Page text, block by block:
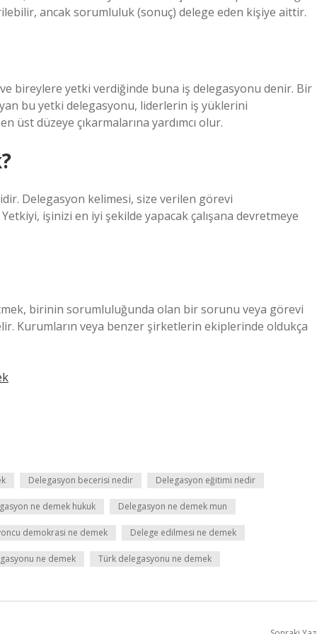
ancak sorumluluk (sonuç) delege eden kişiye aittir.
bireylere yetki verdiğinde buna iş delegasyonu denir. Bir
bu yetki delegasyonu, liderlerin iş yüklerini
düzeye çıkarmalarına yardımcı olur.
Delegasyon kelimesi, size verilen görevi
işinizi en iyi şekilde yapacak çalışana devretmeye
birinin sorumluluğunda olan bir sorunu veya görevi
Kurumların veya benzer şirketlerin ekiplerinde oldukça
Delegasyon becerisi nedir Delegasyon eğitimi nedir
ne demek hukuk Delegasyon ne demek mun
demokrasi ne demek Delege edilmesi ne demek
ne demek Türk delegasyonu ne demek